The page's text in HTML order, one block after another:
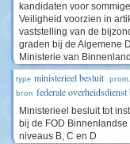
kandidaten voor
Veiligheid voorzien in
vaststelling van de
graden bij de Algemene
Ministerie van
type ministerieel besluit prom.
bron federale overheidsdienst
Ministerieel besluit tot
bij de FOD
niveaus B, C en D